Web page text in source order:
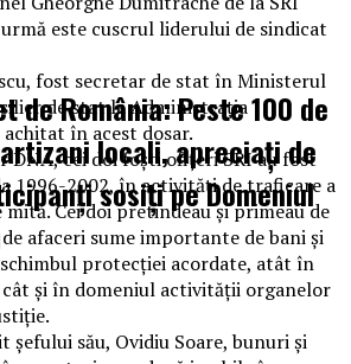
este cuscrul liderului de sindicat
fost secretar de stat în Ministerul
de stat la Administraţia
în acest dosar.
cei doi foşti ofiţeri SRI au fost
1996-2002, în activităţi de traficare a
Cei doi pretindeau şi primeau de
afaceri sume importante de bani şi
protecţiei acordate, atât în
şi în domeniul activităţii organelor
şefului său, Ovidiu Soare, bunuri şi
de România: Peste 100 de
locali, apreciați de
sosiți pe Domeniul